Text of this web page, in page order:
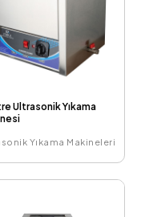
Ultrasonik Yıkama
Yıkama Makineleri